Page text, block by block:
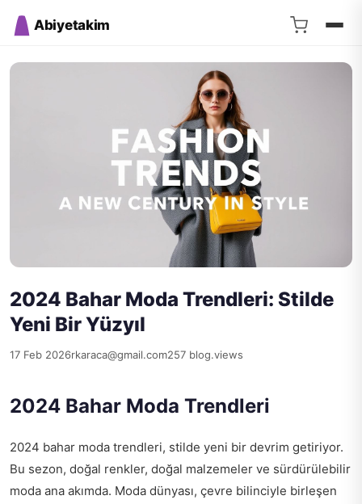
Abiyetakim
2024 Bahar Moda Trendleri: Stilde
Yeni Bir Yüzyıl
17 Feb 2026rkaraca@gmail.com257 blog.views
2024 Bahar Moda Trendleri
2024 bahar moda trendleri, stilde yeni bir devrim getiriyor.
Bu sezon, doğal renkler, doğal malzemeler ve sürdürülebilir
moda ana akımda. Moda dünyası, çevre bilinciyle birleşen